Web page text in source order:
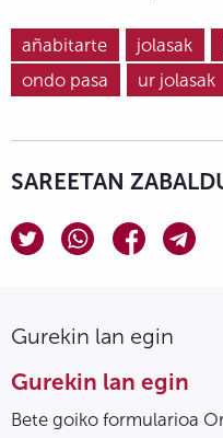
añabitarte jolasak
ondo pasa
ur jolasak
SAREETAN
Gurekin lan egin
Gurekin lan egin
Bete goiko formularioa